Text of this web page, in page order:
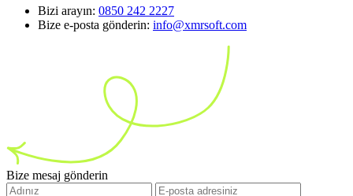
Bizi arayın: 0850 242 2227
Bize e-posta gönderin: info@xmrsoft.com
Bize mesaj gönderin